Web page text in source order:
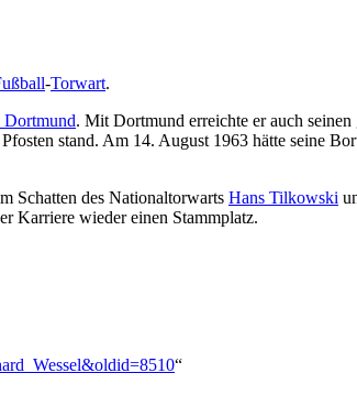
-Torwart.
Dortmund. Mit Dortmund erreichte er auch
stand. Am 14. August 1963 hätte seine
Schatten des Nationaltorwarts Hans Tilkowski
Karriere wieder einen Stammplatz.
“